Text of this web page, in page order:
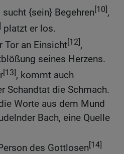
{sein} Begehren[10],
platzt er los.
Tor an Einsicht[12],
seines Herzens.
[13], kommt auch
Schandtat die Schmach.
Worte aus dem Mund
Bach, eine Quelle
des Gottlosen[14]